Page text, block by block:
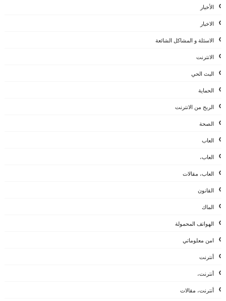
الأخبار
الاخبار
الاسئلة و المشاكل الشائعة
الانترنت
البث الحي
الحماية
الربح من الانترنت
الصحة
العاب
العاب،
العاب، مقالات
القانون
الماك
الهواتف المحمولة
امن معلوماتي
أنترنت
أنترنت،
أنترنت، مقالات